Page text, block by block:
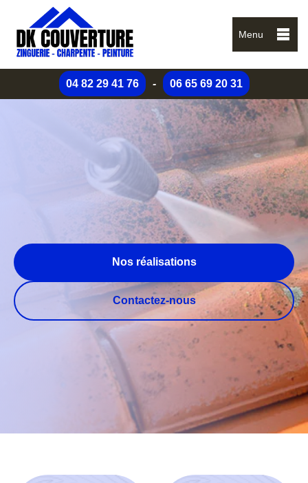
Menu
04 82 29 41 76 - 06 65 69 20 31
Nos réalisations
Contactez-nous